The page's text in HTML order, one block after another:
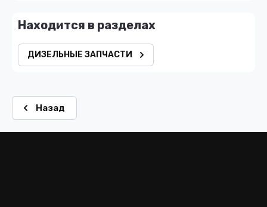
Находится в разделах
ДИЗЕЛЬНЫЕ ЗАПЧАСТИ
Назад